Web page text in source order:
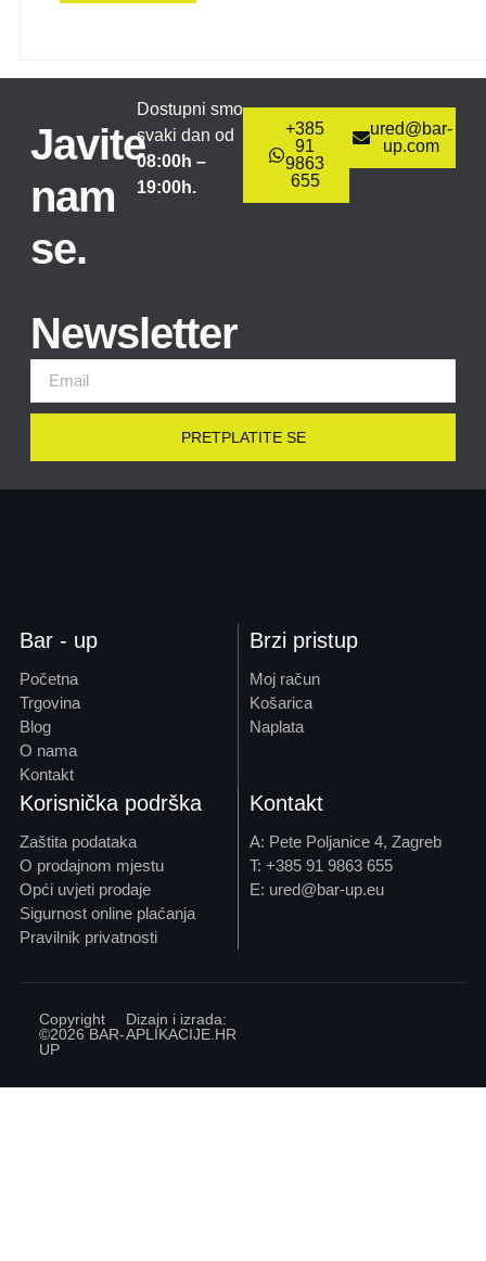
Javite
nam
se.
Dostupni smo
svaki dan od
08:00h –
19:00h.
+385
91
9863
655
ured@bar-
up.com
Newsletter
PRETPLATITE SE
Bar - up
Početna
Trgovina
Blog
O nama
Kontakt
Brzi pristup
Moj račun
Košarica
Naplata
Korisnička podrška
Zaštita podataka
O prodajnom mjestu
Opći uvjeti prodaje
Sigurnost online plaćanja
Pravilnik privatnosti
Kontakt
A: Pete Poljanice 4, Zagreb
T: +385 91 9863 655
E: ured@bar-up.eu
Copyright
©2026 BAR-
UP
Dizajn i izrada:
APLIKACIJE .HR